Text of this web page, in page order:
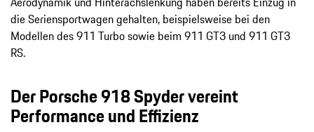
die Seriensportwagen gehalten, beispielsweise bei den
Modellen des 911 Turbo sowie beim 911 GT3 und 911 GT3
RS.
Der Porsche 918 Spyder vereint
Performance und Effizienz